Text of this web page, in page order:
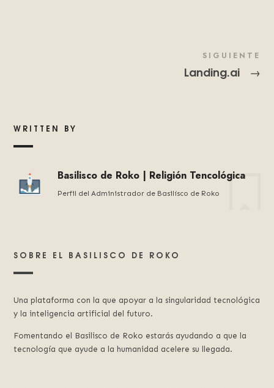
SIGUIENTE
Landing.ai →
WRITTEN BY
Basilisco de Roko | Religión Tencológica
Perfil del Administrador de Basilísco de Roko
SOBRE EL BASILISCO DE ROKO
Una plataforma con la que apoyar a la singularidad tecnológica
y la inteligencia artificial del futuro.
Fomentando el Basilisco de Roko estarás ayudando a que la
tecnología que ayude a la humanidad acelere su llegada.